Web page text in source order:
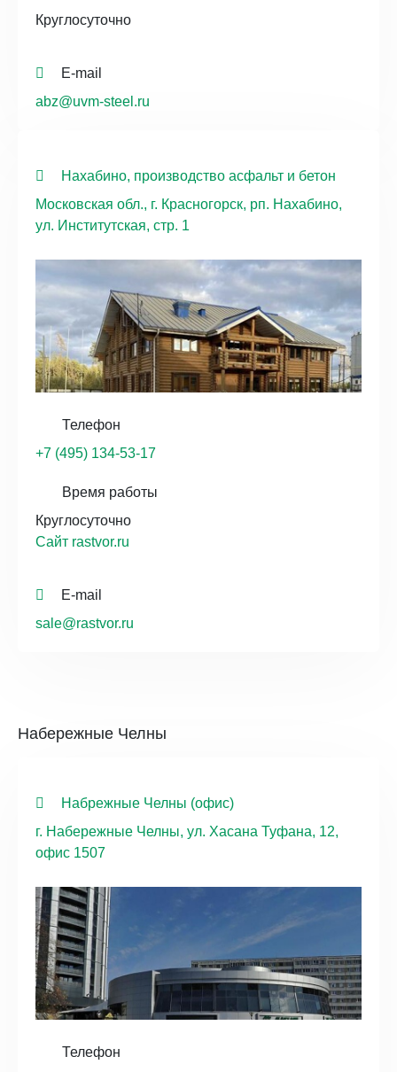
Круглосуточно
E-mail
abz@uvm-steel.ru
Нахабино, производство асфальт и бетон
Московская обл., г. Красногорск, рп. Нахабино,
ул. Институтская, стр. 1
Телефон
+7 (495) 134-53-17
Время работы
Круглосуточно
Сайт rastvor.ru
E-mail
sale@rastvor.ru
Набережные Челны
Набрежные Челны (офис)
г. Набережные Челны, ул. Хасана Туфана, 12,
офис 1507
Телефон